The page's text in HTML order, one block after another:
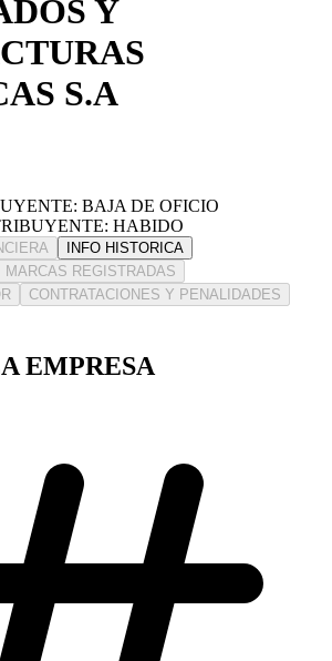
Y
S.A
BAJA DE OFICIO
HABIDO
INFO HISTORICA
MARCAS REGISTRADAS
CONTRATACIONES Y PENALIDADES
EMPRESA